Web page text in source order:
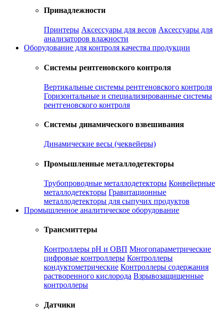
Принадлежности
Принтеры Аксессуары для весов Аксессуары для
анализаторов влажности
Оборудование для контроля качества продукции
Системы рентгеновского контроля
Вертикальные системы рентгеновского контроля
Горизонтальные и специализированные системы
рентгеновского контроля
Системы динамического взвешивания
Динамические весы (чеквейеры)
Промышленные металлодетекторы
Трубопроводные металлодетекторы Конвейерные
металлодетекторы Гравитационные
металлодетекторы для сыпучих продуктов
Промышленное аналитическое оборудование
Трансмиттеры
Контроллеры рН и ОВП Многопараметрические
цифровые контроллеры Контроллеры
кондуктометрические Контроллеры содержания
растворенного кислорода Взрывозащищенные
контроллеры
Датчики